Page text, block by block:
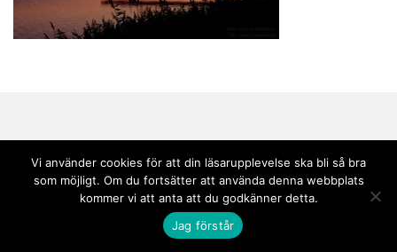
Copyright © 2020 Andebark | Tema avColorlibdrivs med WordPress
Vi använder cookies för att din läsarupplevelse ska bli så bra
som möjligt. Om du fortsätter att använda denna webbplats
kommer vi att anta att du godkänner detta.
Jag förstår